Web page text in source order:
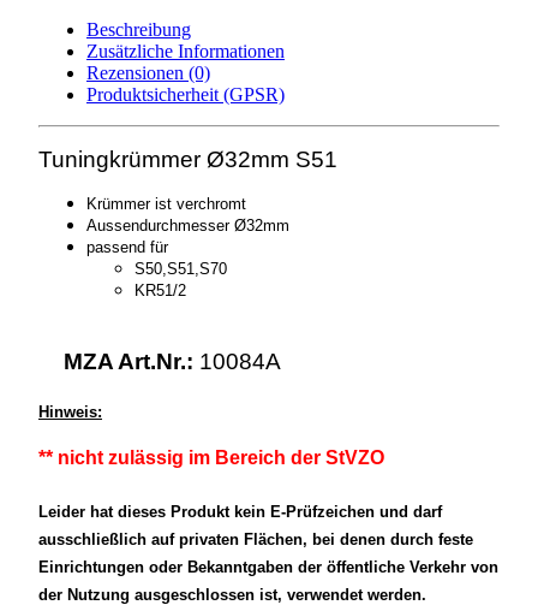
Beschreibung
Zusätzliche Informationen
Rezensionen (0)
Produktsicherheit (GPSR)
Tuningkrümmer Ø32mm S51
Krümmer ist verchromt
Aussendurchmesser Ø32mm
passend für
S50,S51,S70
KR51/2
MZA Art.Nr.: 10084A
Hinweis:
** nicht zulässig im Bereich der StVZO
Leider hat dieses Produkt kein E-Prüfzeichen und darf
ausschließlich auf privaten Flächen, bei denen durch feste
Einrichtungen oder Bekanntgaben der öffentliche Verkehr von
der Nutzung ausgeschlossen ist, verwendet werden.